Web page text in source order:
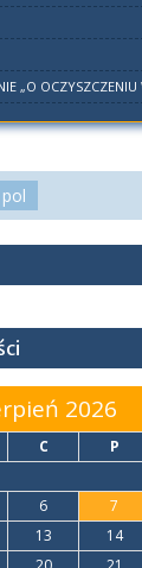
„O OCZYSZCZENIU
pol
2026
C P
6 7
13 14